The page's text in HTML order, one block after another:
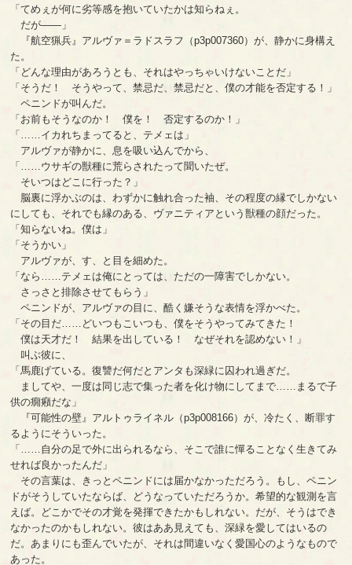
「てめぇが何に劣等感を抱いていたかは知らねぇ。
だが――」
『航空猟兵』アルヴァ＝ラドスラフ（p3p007360）が、静かに身構え
た。
「どんな理由があろうとも、それはやっちゃいけないことだ」
「そうだ！ そうやって、禁忌だ、禁忌だと、僕の才能を否定する！」
ペニンドが叫んだ。
「お前もそうなのか！ 僕を！ 否定するのか！」
「……イカれちまってると、テメェは」
アルヴァが静かに、息を吸い込んでから、
「……ウサギの獣種に荒らされたって聞いたぜ。
そいつはどこに行った？」
脳裏に浮かぶのは、わずかに触れ合った袖、その程度の縁でしかない
にしても、それでも縁のある、ヴァニティアという獣種の顔だった。
「知らないね。僕は」
「そうかい」
アルヴァが、す、と目を細めた。
「なら……テメェは俺にとっては、ただの一障害でしかない。
さっさと排除させてもらう」
ペニンドが、アルヴァの目に、酷く嫌そうな表情を浮かべた。
「その目だ……どいつもこいつも、僕をそうやってみてきた！
僕は天才だ！ 結果を出している！ なぜそれを認めない！」
叫ぶ彼に、
「馬鹿げている。復讐だ何だとアンタも深緑に囚われ過ぎだ。
ましてや、一度は同じ志で集った者を化け物にしてまで……まるで子
供の癇癪だな」
『可能性の壁』アルトゥライネル（p3p008166）が、冷たく、断罪す
るようにそういった。
「……自分の足で外に出られるなら、そこで誰に憚ることなく生きてみ
せれば良かったんだ」
その言葉は、きっとペニンドには届かなかっただろう。もし、ペニン
ドがそうしていたならば、どうなっていただろうか。希望的な観測を言
えば。どこかでその才覚を発揮できたかもしれない。だが、そうはでき
なかったのかもしれない。彼はああ見えても、深緑を愛してはいるの
だ。あまりにも歪んでいたが、それは間違いなく愛国心のようなもので
あった。